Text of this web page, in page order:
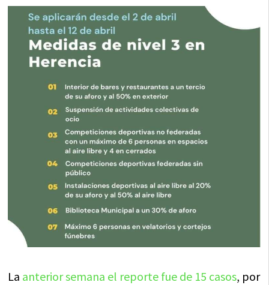
La anterior semana el reporte fue de 15 casos, por